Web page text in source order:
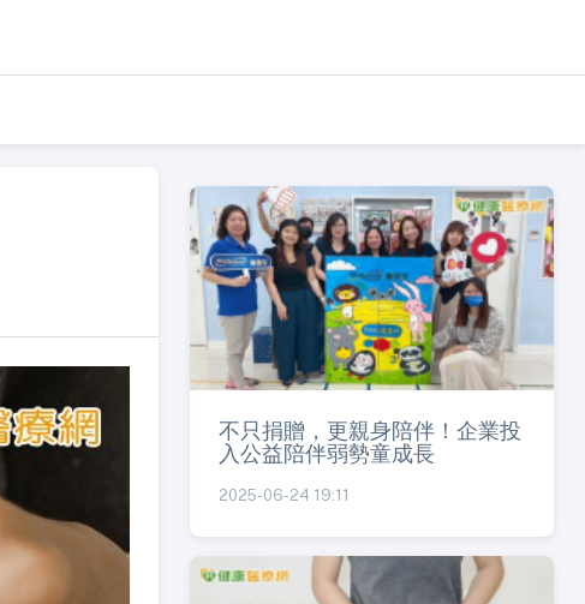
不只捐贈，更親身陪伴！企業投
入公益陪伴弱勢童成長
2025-06-24 19:11